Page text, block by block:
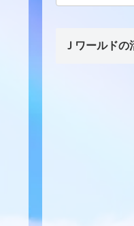
Ｊワールドの